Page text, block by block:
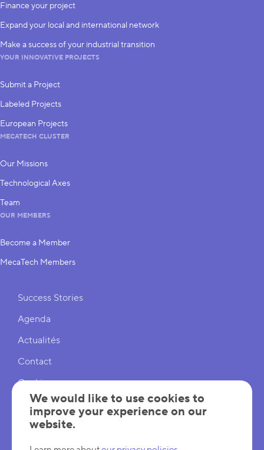
Finance your project
Expand your local and international network
Make a success of your industrial transition
YOUR INNOVATIVE PROJECTS
Submit a Project
Labeled Projects
European Projects
MECATECH CLUSTER
Our Missions
Technological Axes
Team
OUR MEMBERS
Become a Member
MecaTech Members
Shortcuts
Success Stories
Agenda
Actualités
Contact
Cookies
Cookies Settings
Mentions légales
We would like to use cookies to
improve your experience on our
website.